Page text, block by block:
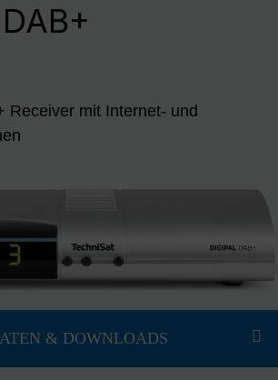
Receiver mit Internet- und